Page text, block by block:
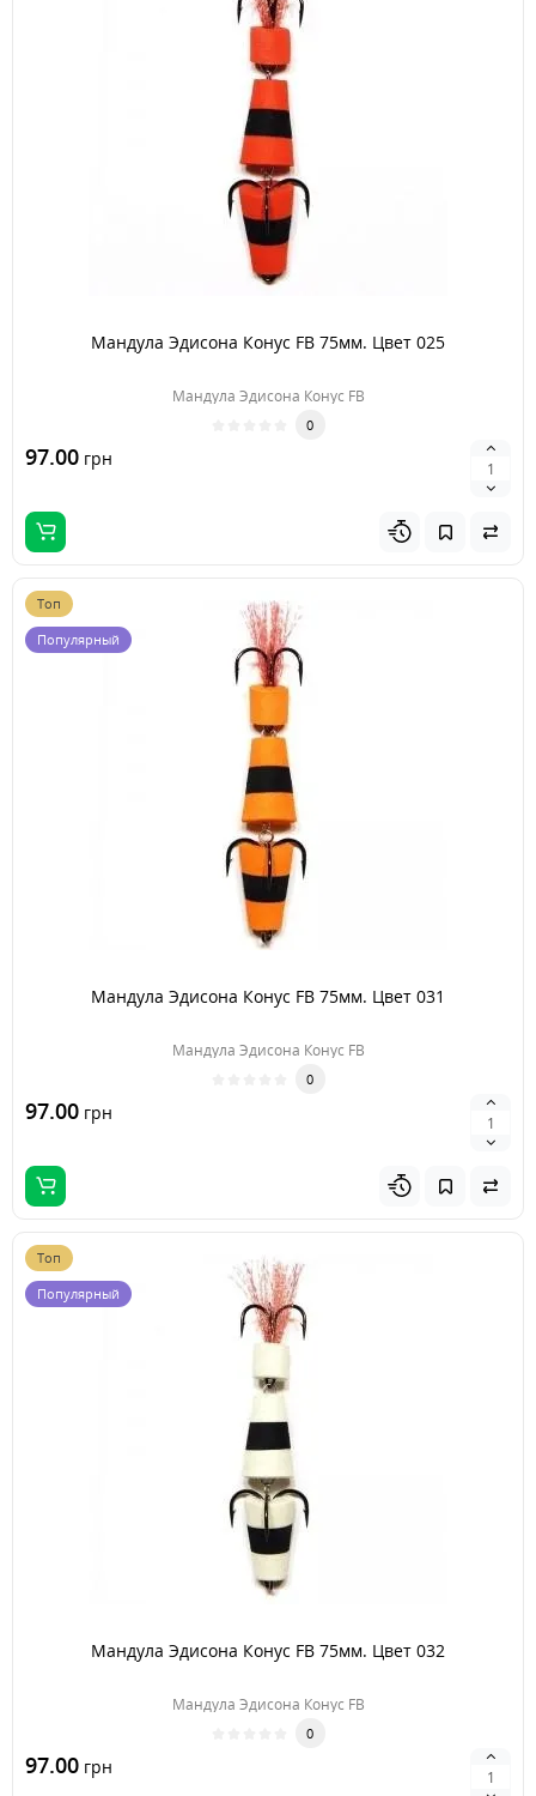
Мандула Эдисона Конус FB 75мм. Цвет 025
Мандула Эдисона Конус FB
0
97.00 грн
Топ
Популярный
Мандула Эдисона Конус FB 75мм. Цвет 031
Мандула Эдисона Конус FB
0
97.00 грн
Топ
Популярный
Мандула Эдисона Конус FB 75мм. Цвет 032
Мандула Эдисона Конус FB
0
97.00 грн